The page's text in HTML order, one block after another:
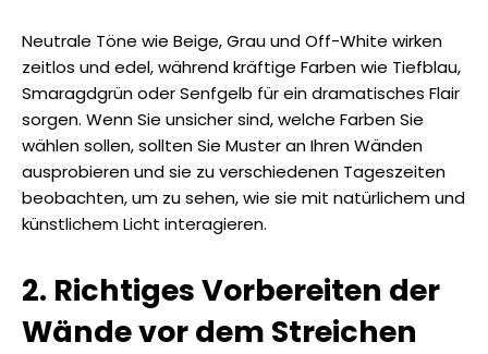
Neutrale Töne wie Beige, Grau und Off-White wirken
zeitlos und edel, während kräftige Farben wie Tiefblau,
Smaragdgrün oder Senfgelb für ein dramatisches Flair
sorgen. Wenn Sie unsicher sind, welche Farben Sie
wählen sollen, sollten Sie Muster an Ihren Wänden
ausprobieren und sie zu verschiedenen Tageszeiten
beobachten, um zu sehen, wie sie mit natürlichem und
künstlichem Licht interagieren.
2. Richtiges Vorbereiten der
Wände vor dem Streichen